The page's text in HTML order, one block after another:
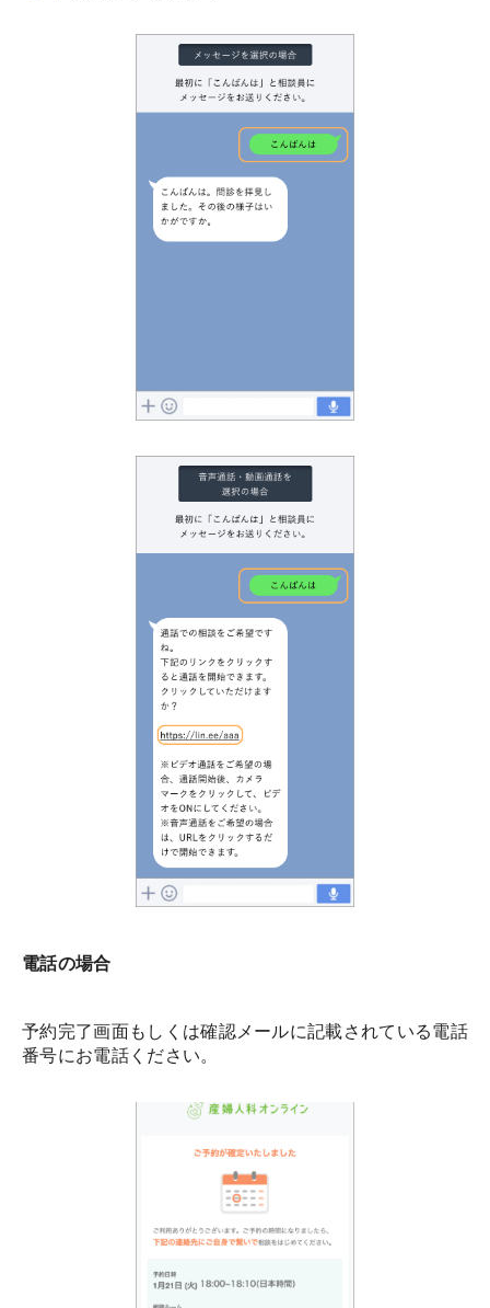
電話の場合
予約完了画面もしくは確認メールに記載されている電話
番号にお電話ください。